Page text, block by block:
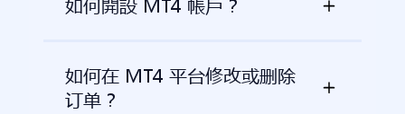
如何開設 MT4 帳戶？
如何在 MT4 平台修改或删除
订单？